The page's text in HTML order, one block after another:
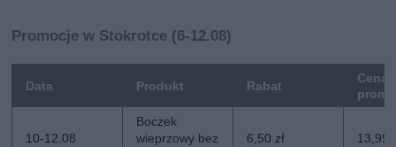
Promocje w Stokrotce (6-12.08)
Data Produkt Rabat
Cena
10-12.08
Boczek
wieprzowy bez
6,50 zł 13,99